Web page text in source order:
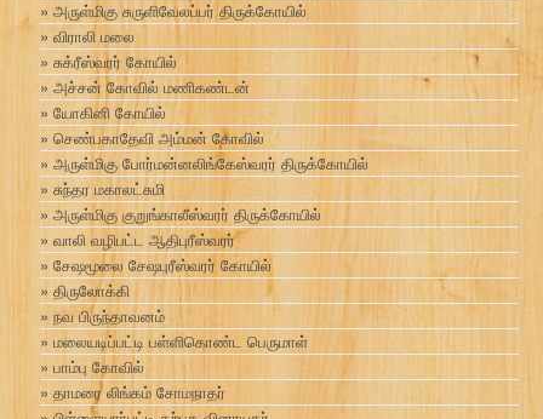
அருள்மிகு சுருளிவேலப்பர் திருக்கோயில்
விராலி மலை
சுக்ரீஸ்வரர் கோயில்
அச்சன் கோவில் மணிகண்டன்
யோகினி கோயில்
செண்பகாதேவி அம்மன் கோவில்
அருள்மிகு போர்மன்னலிங்கேஸ்வரர் திருக்கோயில்
சுந்தர மகாலட்சுமி
அருள்மிகு குறுங்காலீஸ்வரர் திருக்கோயில்
வாலி வழிபட்ட ஆதிபுரீஸ்வரர்
சேஷமூலை சேஷபுரீஸ்வரர் கோயில்
திருலோக்கி
நவ பிருந்தாவனம்
மலையடிப்பட்டி பள்ளிகொண்ட பெருமாள்
பாம்பு கோவில்
தாமரை லிங்கம் சோமநாதர்